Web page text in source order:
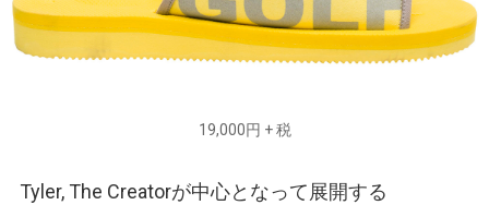
19,000円 + 税
Tyler, The Creatorが中心となって展開する